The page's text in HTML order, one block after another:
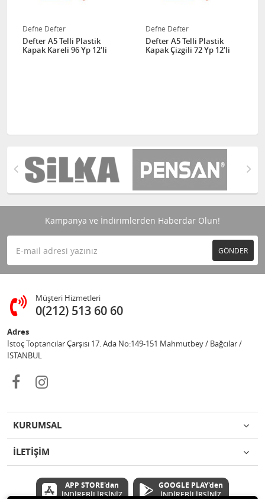
Defne Defter
Defter A5 Telli Plastik
Kapak Kareli 96 Yp 12'li
Defne Defter
Defter A5 Telli Plastik
Kapak Çizgili 72 Yp 12'li
Kampanya ve İndirimlerden Haberdar Olun!
GÖNDER
Müşteri Hizmetleri
0(212) 513 60 60
Adres
İstoç Toptancılar Çarşısı 17. Ada No:149-151 Mahmutbey / Bağcılar /
İSTANBUL
KURUMSAL
İLETİŞİM
APP STORE'dan
İNDİREBİLİRSİNİZ
GOOGLE PLAY'den
İNDİREBİLİRSİNİZ